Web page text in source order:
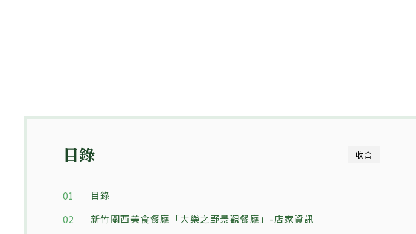
收合
目錄
目錄
新竹關西美食餐廳「大樂之野景觀餐廳」-店家資訊